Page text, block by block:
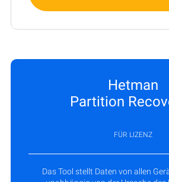
Hetman
Partition
FÜR LIZENZ
Das Tool stellt Daten von allen